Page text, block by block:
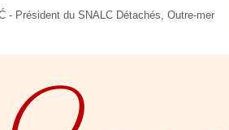
- Président du SNALC Détachés, Outre-mer